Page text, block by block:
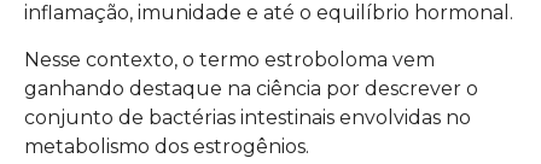
inflamação, imunidade e até o equilíbrio hormonal.
Nesse contexto, o termo estroboloma vem
ganhando destaque na ciência por descrever o
conjunto de bactérias intestinais envolvidas no
metabolismo dos estrogênios.